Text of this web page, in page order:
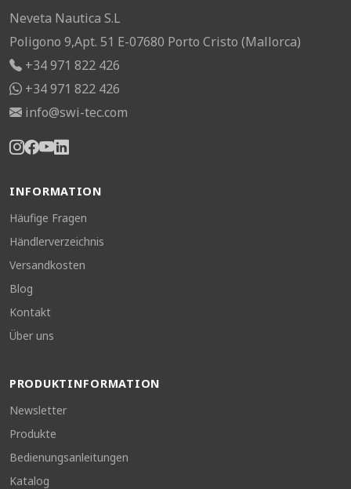
Neveta Nautica S.L
Poligono 9,Apt. 51 E-07680 Porto Cristo (Mallorca)
+34 971 822 426
+34 971 822 426
info@swi-tec.com
INFORMATION
Häufige Fragen
Händlerverzeichnis
Versandkosten
Blog
Kontakt
Über uns
PRODUKTINFORMATION
Newsletter
Produkte
Bedienungsanleitungen
Katalog